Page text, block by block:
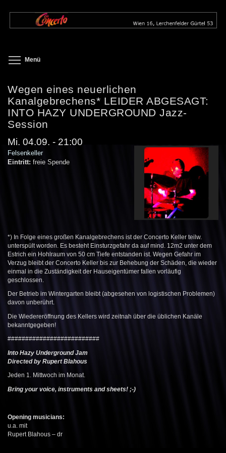
zum
Menü
Wegen eines neuerlichen
Kanalgebrechens* LEIDER ABGESAGT:
INTO HAZY UNDERGROUND Jazz-
Session
Mi. 04.09. - 21:00
Felsenkeller
Eintritt: freie Spende
*) In Folge eines großen Kanalgebrechens ist der Concerto Keller teilw.
unterspült worden. Es besteht Einsturzgefahr da auf mind. 12m2 unter dem
Estrich ein Hohlraum von 50 cm Tiefe entstanden ist. Wegen Gefahr im
Verzug bleibt der Concerto Keller bis zur Behebung der Schäden , die wieder
einmal in die Zuständigkeit der Hauseigentümer fallen vorläufig
geschlossen.
Der Betrieb im Wintergarten bleibt (abgesehen von logistischen Problemen)
davon unberührt.
Die Wiedereröffnung des Kellers wird zeitnah über die üblichen Kanäle
bekanntgegeben!
##########################
Into Hazy Underground Jam
Directed by Rupert Blahous
Jeden 1. Mittwoch im Monat.
Bring your voice, instruments and sheets! ;-)
Opening musicians:
u.a. mit
Rupert Blahous – dr